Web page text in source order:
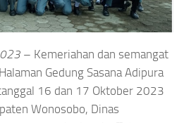
– Kemeriahan dan semangat
Gedung Sasana Adipura
16 dan 17 Oktober 2023
Wonosobo, Dinas